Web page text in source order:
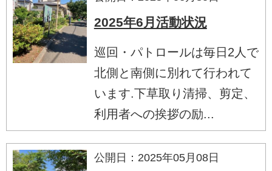
2025年6月活動状況
巡回・パトロールは毎日2人で
北側と南側に別れて行われて
います.下草取り清掃、剪定、
利用者への挨拶の励...
公開日：2025年05月08日